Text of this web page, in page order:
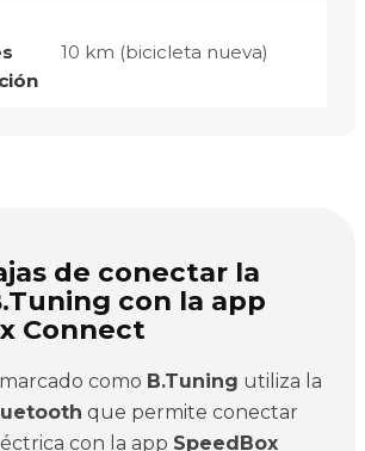
10 km (bicicleta nueva)
de conectar la
con la app
Connect
como B.Tuning utiliza la
que permite conectar
con la app SpeedBox